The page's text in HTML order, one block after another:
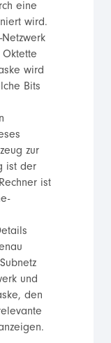
eine
wird.
wird
Bits
zur
ist der
ist
und
den